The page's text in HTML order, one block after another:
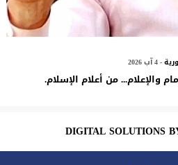
- 4 آب 2026
والإعلام... من أعلام الإسلام.
DIGITAL SOLUTIONS